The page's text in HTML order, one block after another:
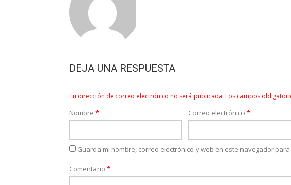
DEJA UNA RESPUESTA
Tu dirección de correo electrónico no será publicada. Los campos
Nombre * Correo electrónico *
Guarda mi nombre, correo electrónico y web en este navegador
Comentario *